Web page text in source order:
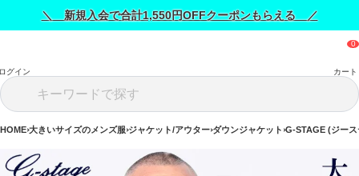
＼ 新規入会で合計1,550円OFFクーポンもらえる ／
グイン カート
HOME 大きいサイズのメンズ服 ジャケット/アウター ダウンジャケット G-STAGE (ジー